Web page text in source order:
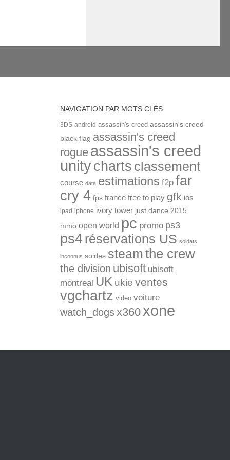
NAVIGATION PAR MOTS CLÉS
3DS android assassin's creed assassin's creed
black flag assassin's creed
rogue assassin's creed
unitycharts classement
course data estimations f2p far
cry 4 fps france free to play gfk ios
ipad iphone ivory tower just dance 2015
mmo open world pc promo ps3
ps4réservations US soldats
inconnus soldes steamthe crew
the division ubisoft ubisoft
montreal UK ukie ventes
vgchartz video voiture
watch_dogsx360 xone